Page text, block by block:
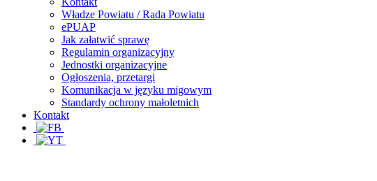
Władze Powiatu / Rada Powiatu
ePUAP
Jak załatwić sprawę
Regulamin organizacyjny
Jednostki organizacyjne
Ogłoszenia, przetargi
Komunikacja w języku migowym
Standardy ochrony małoletnich
Kontakt